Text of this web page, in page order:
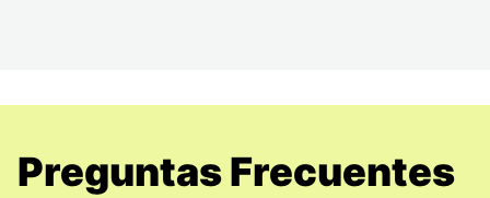
Preguntas Frecuentes